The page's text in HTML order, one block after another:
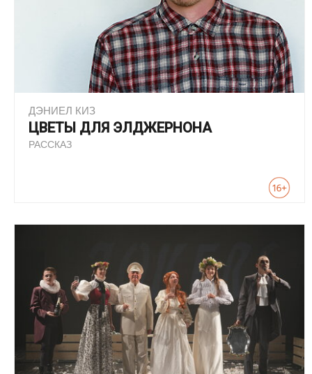
ДЭНИЕЛ КИЗ
ЦВЕТЫ ДЛЯ ЭЛДЖЕРНОНА
РАССКАЗ